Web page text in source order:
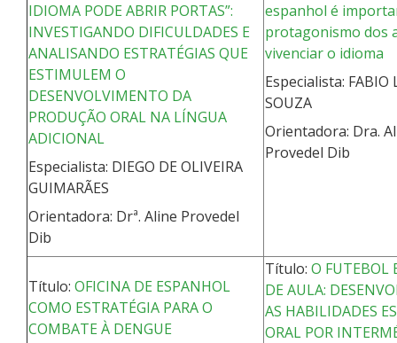
IDIOMA PODE ABRIR PORTAS”:
INVESTIGANDO DIFICULDADES E
ANALISANDO ESTRATÉGIAS QUE
ESTIMULEM O
DESENVOLVIMENTO DA
PRODUÇÃO ORAL NA LÍNGUA
ADICIONAL
Especialista: DIEGO DE OLIVEIRA
GUIMARÃES
Orientadora: Drª. Aline Provedel
Dib
espanhol é
protagonismo dos
vivenciar o idioma
Especialista: FABIO
SOUZA
Orientadora: Dra.
Provedel Dib
Título: OFICINA DE ESPANHOL
COMO ESTRATÉGIA PARA O
COMBATE À DENGUE
Título: O FUTEBOL
DE AULA:
AS HABILIDADES
ORAL POR